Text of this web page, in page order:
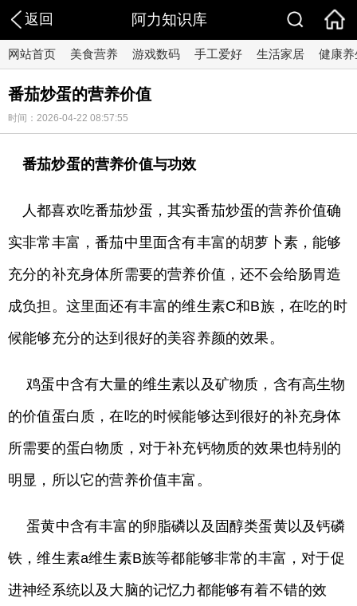
返回 阿力知识库
网站首页 美食营养 游戏数码 手工爱好 生活家居 健康养
番茄炒蛋的营养价值
时间：2026-04-22 08:57:55
番茄炒蛋的营养价值与功效
人都喜欢吃番茄炒蛋，其实番茄炒蛋的营养价值确
实非常丰富，番茄中里面含有丰富的胡萝卜素，能够
充分的补充身体所需要的营养价值，还不会给肠胃造
成负担。这里面还有丰富的维生素C和B族，在吃的时
候能够充分的达到很好的美容养颜的效果。
鸡蛋中含有大量的维生素以及矿物质，含有高生物
的价值蛋白质，在吃的时候能够达到很好的补充身体
所需要的蛋白物质，对于补充钙物质的效果也特别的
明显，所以它的营养价值丰富。
蛋黄中含有丰富的卵脂磷以及固醇类蛋黄以及钙磷
铁，维生素a维生素B族等都能够非常的丰富，对于促
进神经系统以及大脑的记忆力都能够有着不错的效